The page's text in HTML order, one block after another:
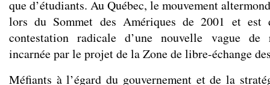
que d’étudiants. Au Québec, le mouvement
lors du Sommet des Amériques de 2001 et
contestation radicale d’une nouvelle vague de
incarnée par le projet de la Zone de libre-échange
Méfiants à l’égard du gouvernement et de la